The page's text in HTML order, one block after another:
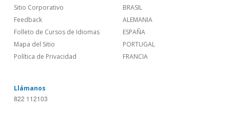
Sitio Corporativo
Feedback
Folleto de Cursos de Idiomas
Mapa del Sitio
Política de Privacidad
BRASIL
ALEMANIA
ESPAÑA
PORTUGAL
FRANCIA
Llámanos
822 112103